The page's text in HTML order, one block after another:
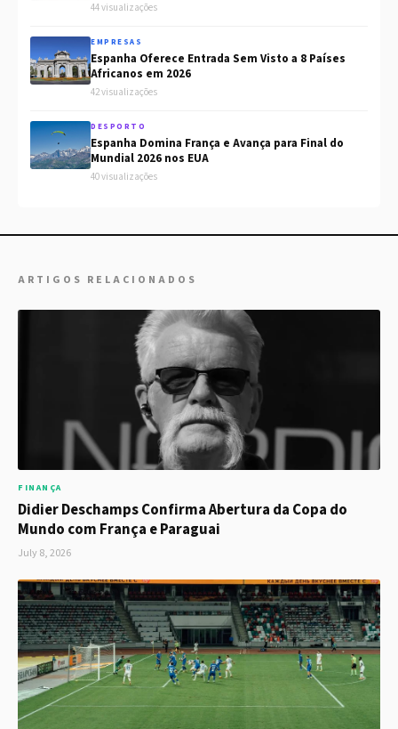
44 visualizações
EMPRESAS
Espanha Oferece Entrada Sem Visto a 8 Países
Africanos em 2026
42 visualizações
DESPORTO
Espanha Domina França e Avança para Final do
Mundial 2026 nos EUA
40 visualizações
ARTIGOS RELACIONADOS
FINANÇA
Didier Deschamps Confirma Abertura da Copa do
Mundo com França e Paraguai
July 8, 2026